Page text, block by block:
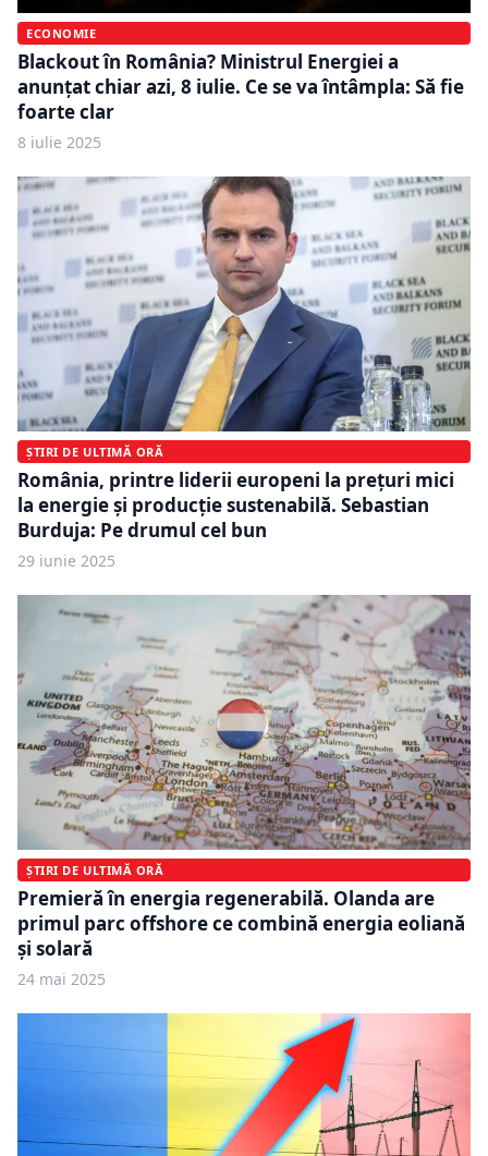
ECONOMIE
Blackout în România? Ministrul Energiei a
anunțat chiar azi, 8 iulie. Ce se va întâmpla: Să fie
foarte clar
8 iulie 2025
ȘTIRI DE ULTIMĂ ORĂ
România, printre liderii europeni la prețuri mici
la energie și producție sustenabilă. Sebastian
Burduja: Pe drumul cel bun
29 iunie 2025
ȘTIRI DE ULTIMĂ ORĂ
Premieră în energia regenerabilă. Olanda are
primul parc offshore ce combină energia eoliană
și solară
24 mai 2025